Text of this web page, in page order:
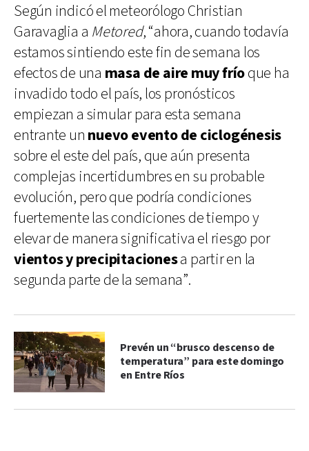
Según indicó el meteorólogo Christian
Garavaglia a Metored, “ahora, cuando todavía
estamos sintiendo este fin de semana los
efectos de una masa de aire muy fríoque ha
invadido todo el país, los pronósticos
empiezan a simular para esta semana
entrante un nuevo evento de ciclogénesis
sobre el este del país, que aún presenta
complejas incertidumbres en su probable
evolución, pero que podría condiciones
fuertemente las condiciones de tiempo y
elevar de manera significativa el riesgo por
vientos y precipitacionesa partir en la
segunda parte de la semana”.
Prevén un “brusco descenso de
temperatura” para este domingo
en Entre Ríos